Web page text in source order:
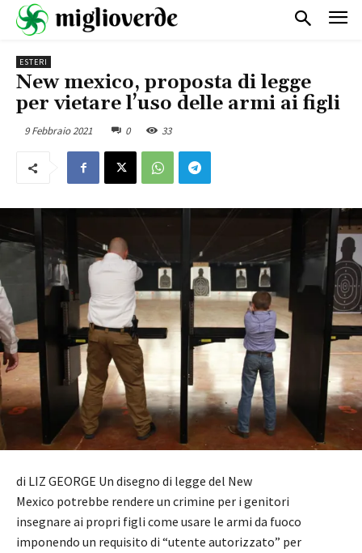
ESTERI
New mexico, proposta di legge
per vietare l’uso delle armi ai figli
9 Febbraio 2021 0 33
di LIZ GEORGE Un disegno di legge del New
Mexico potrebbe rendere un crimine per i genitori
insegnare ai propri figli come usare le armi da fuoco
imponendo un requisito di “utente autorizzato” per